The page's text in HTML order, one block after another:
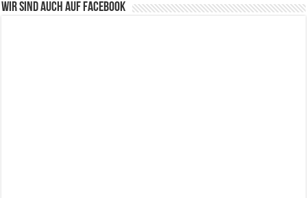
Wir sind auch auf Facebook